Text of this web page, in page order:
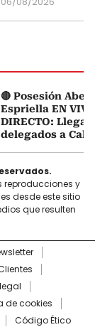
🔴 Posesión
Espriella EN
DIRECTO:
delegados a Cali
reproducciones y
desde este sitio
que resulten
de cookies
Código Ético